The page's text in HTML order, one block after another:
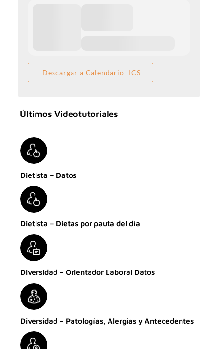
Descargar a Calendario- ICS
Últimos Videotutoriales
Dietista – Datos
Dietista – Dietas por pauta del día
Diversidad – Orientador Laboral Datos
Diversidad – Patologías, Alergias y Antecedentes